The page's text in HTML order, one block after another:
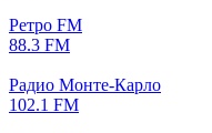
Ретро FM
88.3 FM
Радио Монте-Карло
102.1 FM